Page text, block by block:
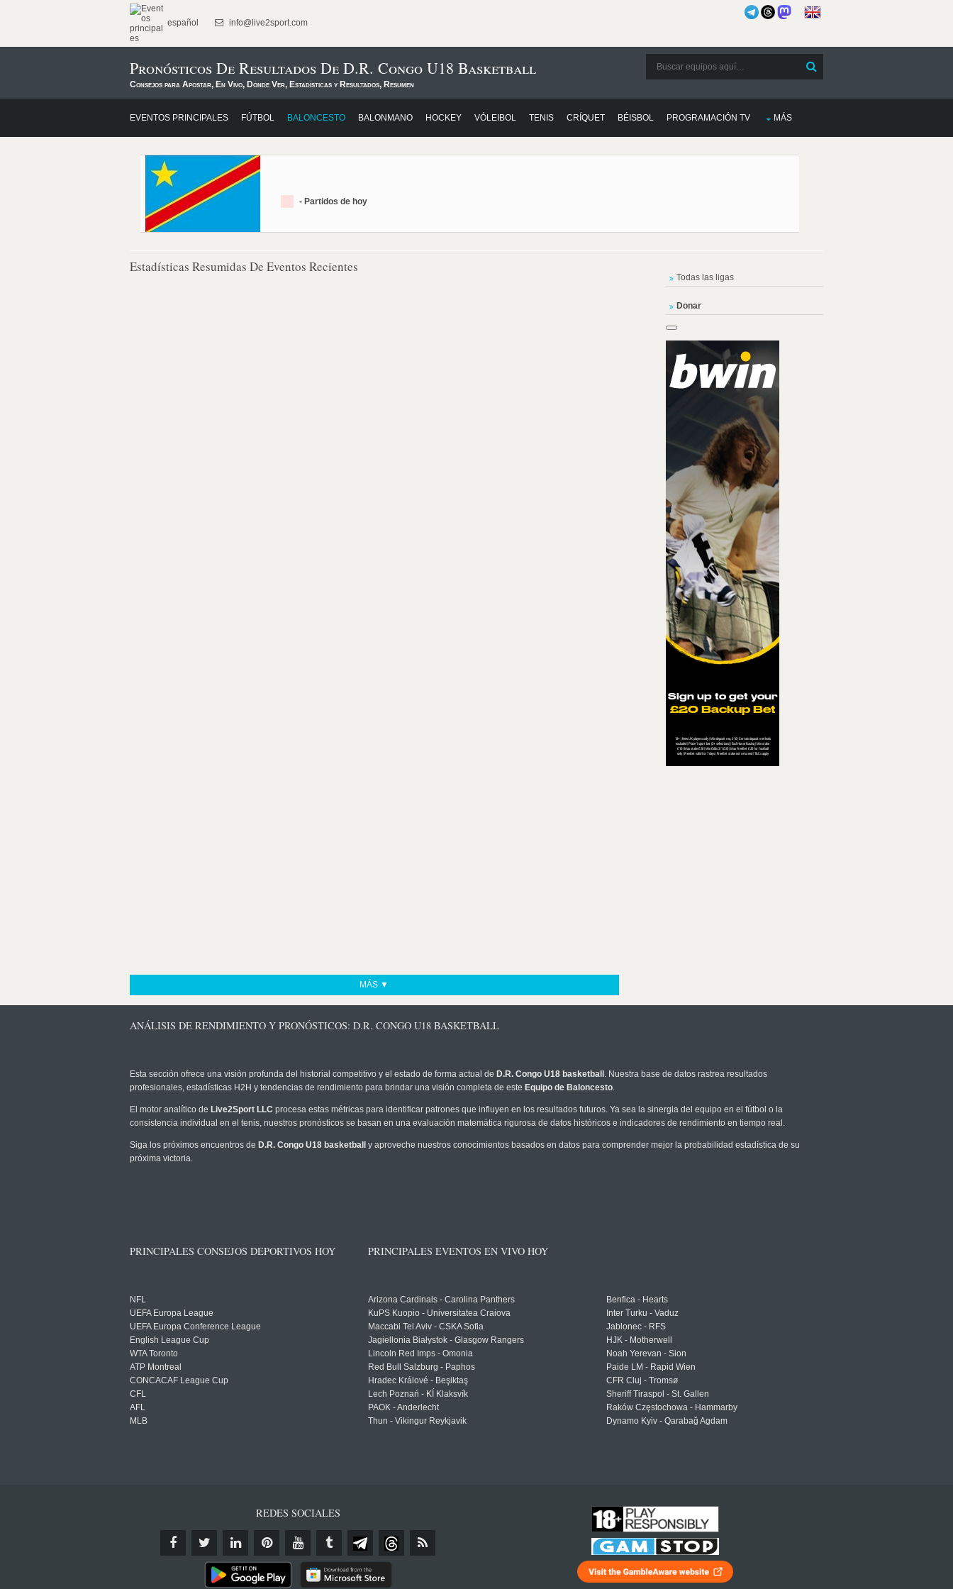
español info@live2sport.com
Pronósticos De Resultados De D.R. Congo U18 Basketball
Consejos para Apostar, En Vivo, Dónde Ver, Estadísticas y Resultados, Resumen
EVENTOS PRINCIPALES FÚTBOL BALONCESTO BALONMANO HOCKEY VÓLEIBOL TENIS CRÍQUET BÉISBOL PROGRAMACIÓN TV MÁS
- Partidos de hoy
Estadísticas Resumidas De Eventos Recientes
MÁS ▼
Todas las ligas
Donar
ANÁLISIS DE RENDIMIENTO Y PRONÓSTICOS: D.R. CONGO U18 BASKETBALL
Esta sección ofrece una visión profunda del historial competitivo y el estado de forma actual de D.R. Congo U18 basketball . Nuestra base de datos rastrea resultados
profesionales, estadísticas H2H y tendencias de rendimiento para brindar una visión completa de este Equipo de Baloncesto.
El motor analítico de Live2Sport LLC procesa estas métricas para identificar patrones que influyen en los resultados futuros. Ya sea la sinergia del equipo en el fútbol o la
consistencia individual en el tenis, nuestros pronósticos se basan en una evaluación matemática rigurosa de datos históricos e indicadores de rendimiento en tiempo real.
Siga los próximos encuentros de D.R. Congo U18 basketball
y aproveche nuestros conocimientos basados en datos para comprender mejor la probabilidad estadística de su
próxima victoria.
PRINCIPALES CONSEJOS DEPORTIVOS HOY
NFL
UEFA Europa League
UEFA Europa Conference League
English League Cup
WTA Toronto
ATP Montreal
CONCACAF League Cup
CFL
AFL
MLB
PRINCIPALES EVENTOS EN VIVO HOY
Arizona Cardinals - Carolina Panthers
KuPS Kuopio - Universitatea Craiova
Maccabi Tel Aviv - CSKA Sofia
Jagiellonia Białystok - Glasgow Rangers
Lincoln Red Imps - Omonia
Red Bull Salzburg - Paphos
Hradec Králové - Beşiktaş
Lech Poznań - KÍ Klaksvík
PAOK - Anderlecht
Thun - Vikingur Reykjavik
Benfica - Hearts
Inter Turku - Vaduz
Jablonec - RFS
HJK - Motherwell
Noah Yerevan - Sion
Paide LM - Rapid Wien
CFR Cluj - Tromsø
Sheriff Tiraspol - St. Gallen
Raków Częstochowa - Hammarby
Dynamo Kyiv - Qarabağ Agdam
REDES SOCIALES